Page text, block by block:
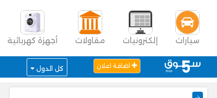
سيارات إلكترونيات مقاولات أجهزة كهربائية
اضافة اعلان كل الدول